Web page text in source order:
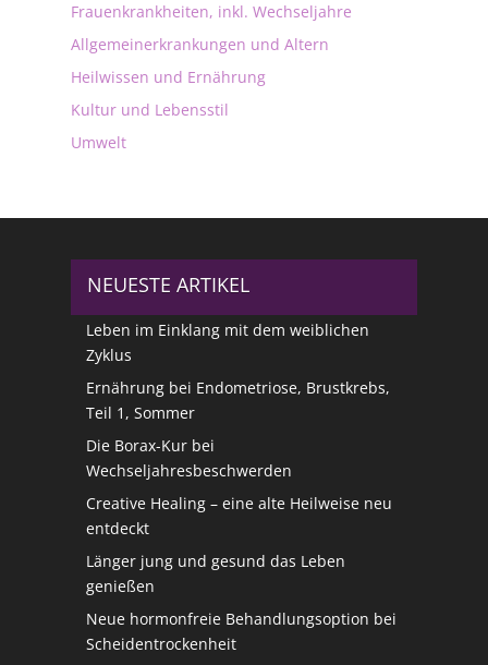
Frauenkrankheiten, inkl. Wechseljahre
Allgemeinerkrankungen und Altern
Heilwissen und Ernährung
Kultur und Lebensstil
Umwelt
NEUESTE ARTIKEL
Leben im Einklang mit dem weiblichen
Zyklus
Ernährung bei Endometriose, Brustkrebs,
Teil 1, Sommer
Die Borax-Kur bei
Wechseljahresbeschwerden
Creative Healing – eine alte Heilweise neu
entdeckt
Länger jung und gesund das Leben
genießen
Neue hormonfreie Behandlungsoption bei
Scheidentrockenheit